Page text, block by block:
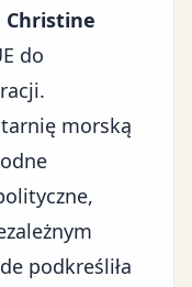
Christine
do
morską
podkreśliła